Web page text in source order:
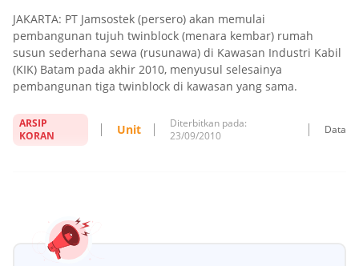
JAKARTA: PT Jamsostek (persero) akan memulai
pembangunan tujuh twinblock (menara kembar) rumah
susun sederhana sewa (rusunawa) di Kawasan Industri Kabil
(KIK) Batam pada akhir 2010, menyusul selesainya
pembangunan tiga twinblock di kawasan yang sama.
ARSIP
KORAN
Unit
Diterbitkan pada:
23/09/2010
Data